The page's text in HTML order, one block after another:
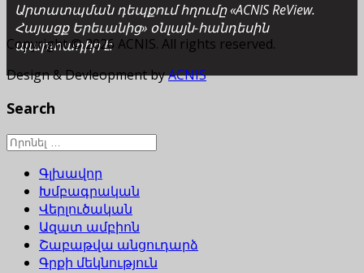
Արտատպման դեպքում հղումը «ACNIS ReView.
Հայացք Երեւանից» օնլայն-հանդեսին
պարտադիր է:
Copyright © 2026 ACNIS. All rights reserved.
Design & Devleopment byACNIS
Search
Գլխավոր
Խմբագրական
Վերլուծական
Ազատ ամբիոն
Շաբաթվա անցուդարձ
Գրքի մեկնություն